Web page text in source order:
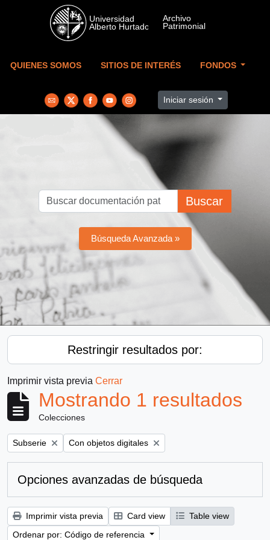
Skip to main content
QUIENES SOMOS SITIOS DE INTERÉS FONDOS
Iniciar sesión
Buscar
Búsqueda Avanzada »
Restringir resultados por:
Imprimir vista previa Cerrar
Mostrando 1 resultados
Colecciones
Remove filter:
Subserie Remove filter:
Con objetos digitales
Opciones avanzadas de búsqueda
Imprimir vista previa Card view
Table view
Ordenar por: Código de referencia